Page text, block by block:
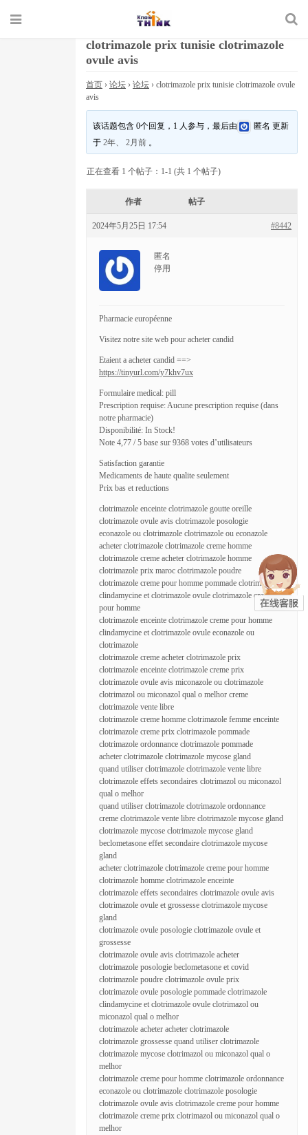
clotrimazole prix tunisie clotrimazole
ovule avis
首页 › 论坛 › 论坛 › clotrimazole prix tunisie clotrimazole ovule
avis
该话题包含 0个回复，1 人参与，最后由 匿名 更新
于2年、 2月前 。
正在查看 1 个帖子：1-1 (共 1 个帖子)
作者 帖子
2024年5月25日 17:54 #8442
匿名
停用
Pharmacie européenne
Visitez notre site web pour acheter candid
Etaient a acheter candid ==>
https://tinyurl.com/y7khv7ux
Formulaire medical: pill
Prescription requise: Aucune prescription requise (dans
notre pharmacie)
Disponibilité: In Stock!
Note 4,77 / 5 base sur 9368 votes d’utilisateurs
Satisfaction garantie
Medicaments de haute qualite seulement
Prix bas et reductions
clotrimazole enceinte clotrimazole goutte oreille
clotrimazole ovule avis clotrimazole posologie
econazole ou clotrimazole clotrimazole ou econazole
acheter clotrimazole clotrimazole creme homme
clotrimazole creme acheter clotrimazole homme
clotrimazole prix maroc clotrimazole poudre
clotrimazole creme pour homme pommade clotrimazole
clindamycine et clotrimazole ovule clotrimazole creme
pour homme
clotrimazole enceinte clotrimazole creme pour homme
clindamycine et clotrimazole ovule econazole ou
clotrimazole
clotrimazole creme acheter clotrimazole prix
clotrimazole enceinte clotrimazole creme prix
clotrimazole ovule avis miconazole ou clotrimazole
clotrimazol ou miconazol qual o melhor creme
clotrimazole vente libre
clotrimazole creme homme clotrimazole femme enceinte
clotrimazole creme prix clotrimazole pommade
clotrimazole ordonnance clotrimazole pommade
acheter clotrimazole clotrimazole mycose gland
quand utiliser clotrimazole clotrimazole vente libre
clotrimazole effets secondaires clotrimazol ou miconazol
qual o melhor
quand utiliser clotrimazole clotrimazole ordonnance
creme clotrimazole vente libre clotrimazole mycose gland
clotrimazole mycose clotrimazole mycose gland
beclometasone effet secondaire clotrimazole mycose
gland
acheter clotrimazole clotrimazole creme pour homme
clotrimazole homme clotrimazole enceinte
clotrimazole effets secondaires clotrimazole ovule avis
clotrimazole ovule et grossesse clotrimazole mycose
gland
clotrimazole ovule posologie clotrimazole ovule et
grossesse
clotrimazole ovule avis clotrimazole acheter
clotrimazole posologie beclometasone et covid
clotrimazole poudre clotrimazole ovule prix
clotrimazole ovule posologie pommade clotrimazole
clindamycine et clotrimazole ovule clotrimazol ou
miconazol qual o melhor
clotrimazole acheter acheter clotrimazole
clotrimazole grossesse quand utiliser clotrimazole
clotrimazole mycose clotrimazol ou miconazol qual o
melhor
clotrimazole creme pour homme clotrimazole ordonnance
econazole ou clotrimazole clotrimazole posologie
clotrimazole ovule avis clotrimazole creme pour homme
clotrimazole creme prix clotrimazol ou miconazol qual o
melhor